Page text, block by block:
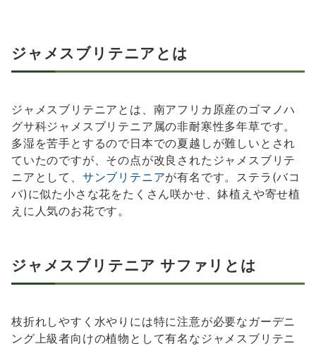
ジャメスブリテニアとは
ジャメスブリテニアとは、南アフリカ原産のゴマノハ
グサ科ジャメスブリテニア属の非耐寒性多年草です。
多湿を苦手とするので日本での夏越しが難しいとされ
ていたのですが、その点が改良されたジャメスブリテ
ニアとして、 サンブリテニアが有名です。ステラ(バコ
バ)に似た小さな花をたくさん咲かせ、鉢植えや寄せ植
えに人気のお花です。
ジャメスブリテニア サファリとは
枝折れしやすく水やりには特に注意が必要なガーデニ
ング上級者向けの植物として有名なジャメスブリテニ